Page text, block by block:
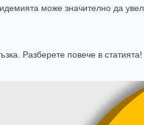
може значително да
Разберете повече в статията!